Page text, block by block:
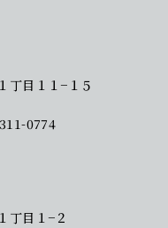
丁目１１−１５
0774
丁目１−２